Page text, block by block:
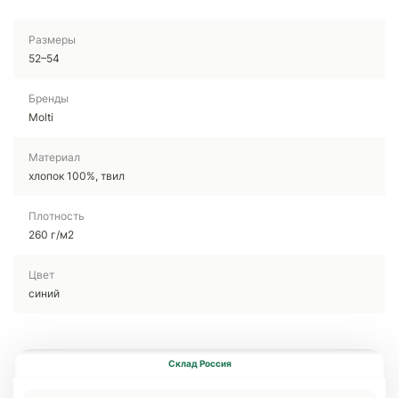
Размеры
52–54
Бренды
Molti
Материал
хлопок 100%, твил
Плотность
260 г/м2
Цвет
синий
Склад Россия